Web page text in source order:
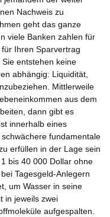
Nachweis zu
geht das ganze
viele Banken zahlen für
Ihren Sparvertrag
entstehen keine
abhängig: Liquidität,
Mittlerweile
aus dem
dann gibt es
innerhalb eines
fundamentale
erfüllen in der Lage sein
bis 40 000 Dollar ohne
Tagesgeld-Anlegern
um Wasser in seine
in jeweils zwei
aufgespalten.